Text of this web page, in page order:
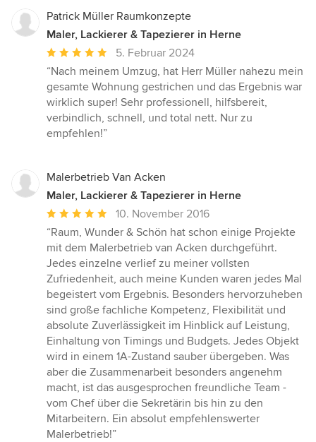
Patrick Müller Raumkonzepte
Maler, Lackierer & Tapezierer in Herne
Durchschnittliche
Bewertung:
5
von
5
Sternen
5. Februar 2024
“Nach meinem Umzug, hat Herr Müller nahezu mein
gesamte Wohnung gestrichen und das Ergebnis war
wirklich super! Sehr professionell, hilfsbereit,
verbindlich, schnell, und total nett. Nur zu
empfehlen!”
Malerbetrieb Van Acken
Maler, Lackierer & Tapezierer in Herne
Durchschnittliche
Bewertung:
5
von
5
Sternen
10. November 2016
“Raum, Wunder & Schön hat schon einige Projekte
mit dem Malerbetrieb van Acken durchgeführt.
Jedes einzelne verlief zu meiner vollsten
Zufriedenheit, auch meine Kunden waren jedes Mal
begeistert vom Ergebnis. Besonders hervorzuheben
sind große fachliche Kompetenz, Flexibilität und
absolute Zuverlässigkeit im Hinblick auf Leistung,
Einhaltung von Timings und Budgets. Jedes Objekt
wird in einem 1A-Zustand sauber übergeben. Was
aber die Zusammenarbeit besonders angenehm
macht, ist das ausgesprochen freundliche Team -
vom Chef über die Sekretärin bis hin zu den
Mitarbeitern. Ein absolut empfehlenswerter
Malerbetrieb!”